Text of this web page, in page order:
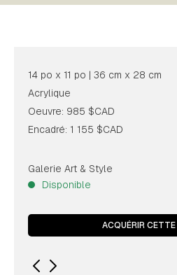
14 po x 11 po | 36 cm x 28 cm
Acrylique
Oeuvre: 985 $CAD
Encadré: 1 155 $CAD
Galerie Art & Style
Disponible
ACQUÉRIR CETTE